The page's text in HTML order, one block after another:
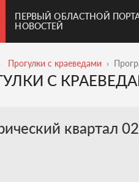
ПЕРВЫЙ ОБЛАСТНОЙ
НОВОСТЕЙ
Прогулки с краеведами
С
квартал